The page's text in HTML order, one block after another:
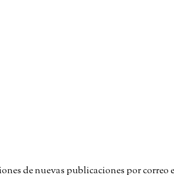
de nuevas publicaciones por correo